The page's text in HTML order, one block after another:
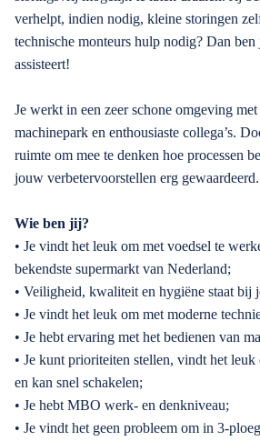
verhelpt, indien nodig, kleine storingen
technische monteurs hulp nodig? Dan ben
assisteert!
Je werkt in een zeer schone omgeving met
machinepark en enthousiaste collega’s.
ruimte om mee te denken hoe processen
jouw verbetervoorstellen erg gewaardeerd.
Wie ben jij?
• Je vindt het leuk om met voedsel te
bekendste supermarkt van Nederland;
• Veiligheid, kwaliteit en hygiëne staat bij
• Je vindt het leuk om met moderne
• Je hebt ervaring met het bedienen van
• Je kunt prioriteiten stellen, vindt het leuk
en kan snel schakelen;
• Je hebt MBO werk- en denkniveau;
• Je vindt het geen probleem om in 3-